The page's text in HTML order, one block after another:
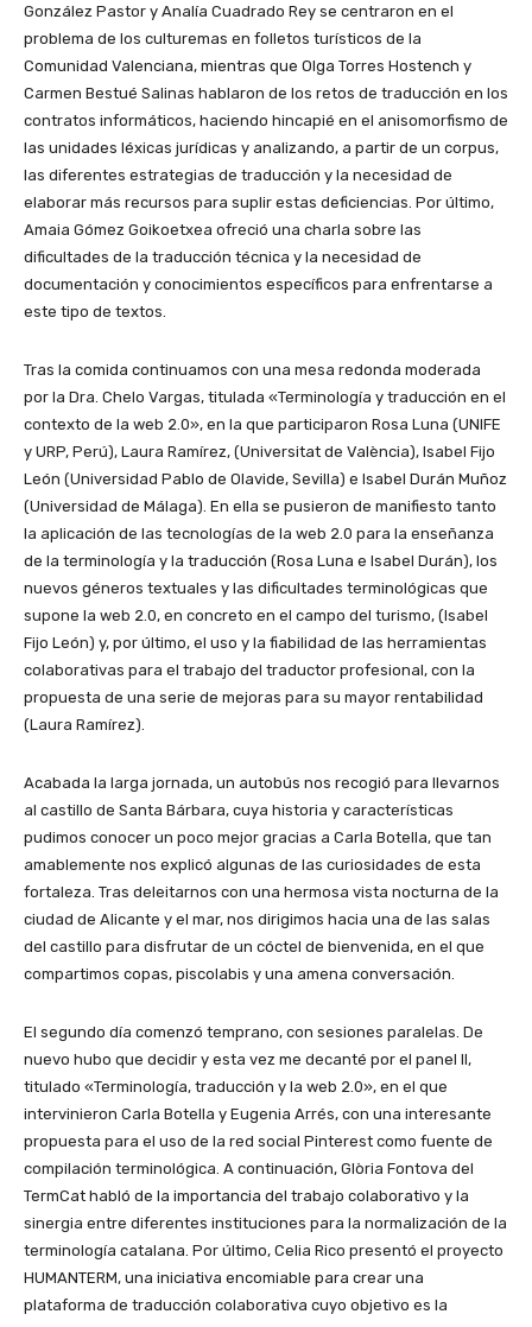
González Pastor y Analía Cuadrado Rey se centraron en el
problema de los culturemas en folletos turísticos de la
Comunidad Valenciana, mientras que Olga Torres Hostench y
Carmen Bestué Salinas hablaron de los retos de traducción en los
contratos informáticos, haciendo hincapié en el anisomorfismo de
las unidades léxicas jurídicas y analizando, a partir de un corpus,
las diferentes estrategias de traducción y la necesidad de
elaborar más recursos para suplir estas deficiencias. Por último,
Amaia Gómez Goikoetxea ofreció una charla sobre las
dificultades de la traducción técnica y la necesidad de
documentación y conocimientos específicos para enfrentarse a
este tipo de textos.
Tras la comida continuamos con una mesa redonda moderada
por la Dra. Chelo Vargas, titulada «Terminología y traducción en el
contexto de la web 2.0», en la que participaron Rosa Luna (UNIFE
y URP, Perú), Laura Ramírez, (Universitat de València), Isabel Fijo
León (Universidad Pablo de Olavide, Sevilla) e Isabel Durán Muñoz
(Universidad de Málaga). En ella se pusieron de manifiesto tanto
la aplicación de las tecnologías de la web 2.0 para la enseñanza
de la terminología y la traducción (Rosa Luna e Isabel Durán), los
nuevos géneros textuales y las dificultades terminológicas que
supone la web 2.0, en concreto en el campo del turismo, (Isabel
Fijo León) y, por último, el uso y la fiabilidad de las herramientas
colaborativas para el trabajo del traductor profesional, con la
propuesta de una serie de mejoras para su mayor rentabilidad
(Laura Ramírez).
Acabada la larga jornada, un autobús nos recogió para llevarnos
al castillo de Santa Bárbara, cuya historia y características
pudimos conocer un poco mejor gracias a Carla Botella, que tan
amablemente nos explicó algunas de las curiosidades de esta
fortaleza. Tras deleitarnos con una hermosa vista nocturna de la
ciudad de Alicante y el mar, nos dirigimos hacia una de las salas
del castillo para disfrutar de un cóctel de bienvenida, en el que
compartimos copas, piscolabis y una amena conversación.
El segundo día comenzó temprano, con sesiones paralelas. De
nuevo hubo que decidir y esta vez me decanté por el panel II,
titulado «Terminología, traducción y la web 2.0», en el que
intervinieron Carla Botella y Eugenia Arrés, con una interesante
propuesta para el uso de la red social Pinterest como fuente de
compilación terminológica. A continuación, Glòria Fontova del
TermCat habló de la importancia del trabajo colaborativo y la
sinergia entre diferentes instituciones para la normalización de la
terminología catalana. Por último, Celia Rico presentó el proyecto
HUMANTERM, una iniciativa encomiable para crear una
plataforma de traducción colaborativa cuyo objetivo es la